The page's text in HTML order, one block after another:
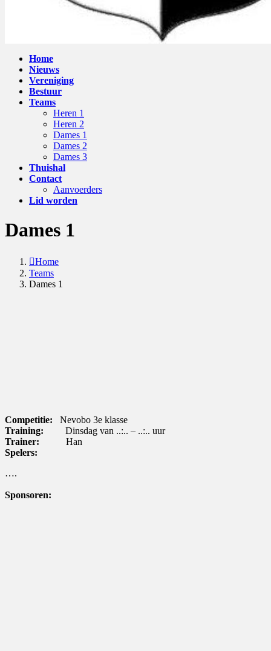
Home
Nieuws
Vereniging
Bestuur
Teams
Heren 1
Heren 2
Dames 1
Dames 2
Dames 3
Thuishal
Contact
Aanvoerders
Lid worden
Dames 1
Home
Teams
Dames 1
Competitie: Nevobo 3e klasse
Training:
Dinsdag van ..:.. – ..:.. uur
Trainer:
Han
Spelers:
….
Sponsoren: